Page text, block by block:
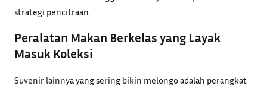
strategi pencitraan.
Peralatan Makan Berkelas yang Layak
Masuk Koleksi
Suvenir lainnya yang sering bikin melongo adalah perangkat